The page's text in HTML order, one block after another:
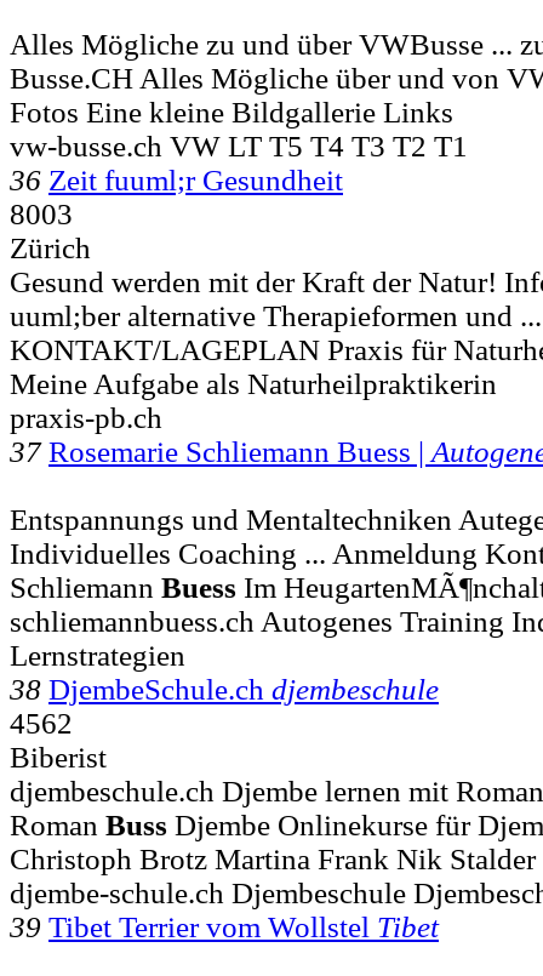
Alles Mögliche zu und über VWBusse ...
Busse.CH Alles Mögliche über und von
Fotos Eine kleine Bildgallerie Links
vw-busse.ch VW LT T5 T4 T3 T2 T1
36 Zeit fuuml;r Gesundheit
8003
Zürich
Gesund werden mit der Kraft der Natur!
uuml;ber alternative Therapieformen und
KONTAKT/LAGEPLAN Praxis für
Meine Aufgabe als Naturheilpraktikerin
praxis-pb.ch
37 Rosemarie Schliemann Buess |
Entspannungs und Mentaltechniken
Individuelles Coaching ... Anmeldung
Schliemann Buess Im
schliemannbuess.ch Autogenes Training
Lernstrategien
38 DjembeSchule.ch djembeschule
4562
Biberist
djembeschule.ch Djembe lernen mit
Roman Buss Djembe Onlinekurse für
Christoph Brotz Martina Frank Nik Stalder
djembe-schule.ch Djembeschule
39 Tibet Terrier vom Wollstel Tibet